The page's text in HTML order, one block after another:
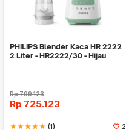
PHILIPS Blender Kaca HR 2222
2 Liter - HR2222/30 - Hijau
Rp799.123
Rp 725.123
starstarstarstarstar (1) 2